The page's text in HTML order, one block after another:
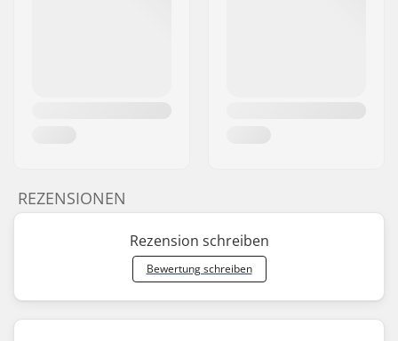
REZENSIONEN
Rezension schreiben
Bewertung schreiben